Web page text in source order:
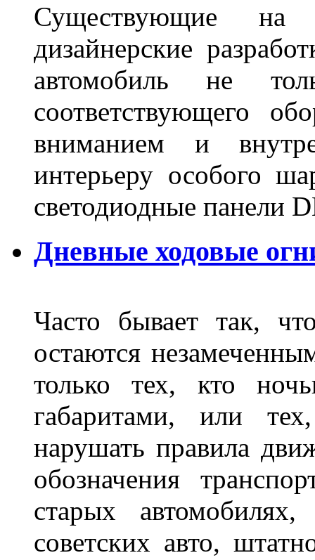
Существующие
дизайнерские
автомобиль не
соответствующего
вниманием и
интерьеру особого
светодиодные панели
Дневные ходовые
Часто бывает так,
остаются
только тех, кто
габаритами, или
нарушать правила
обозначения
старых
советских авто,